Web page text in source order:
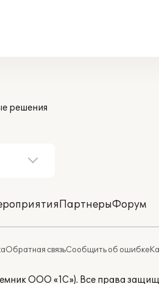
решения
ПартнерыФорум
Обратная связьСообщить об ошибке
ООО «1С»). Все права